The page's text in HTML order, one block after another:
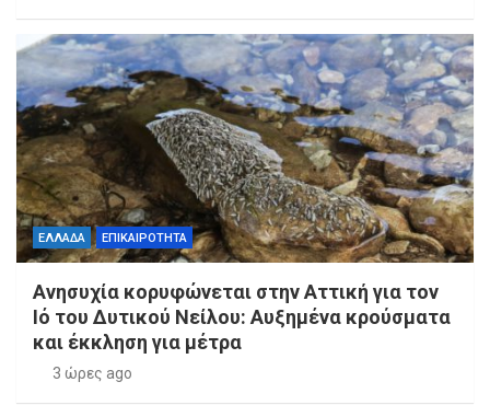
ΕΛΛΑΔΑ ΕΠΙΚΑΙΡΟΤΗΤΑ
Ανησυχία κορυφώνεται στην Αττική για τον
Ιό του Δυτικού Νείλου: Αυξημένα κρούσματα
και έκκληση για μέτρα
3 ώρες ago